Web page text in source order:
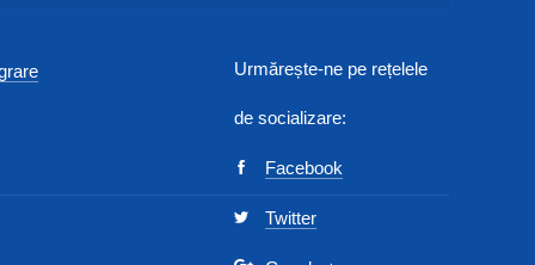
Urmărește-ne pe rețelele
de socializare:
Facebook
Twitter